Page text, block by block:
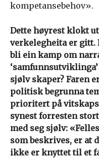
kompetansebehov».
Dette høyrest klokt
verkelegheita er gitt.
bli ein kamp om
sjølv skaper? Faren
politisk begrunna
prioritert på
synest forresten
med seg sjølv:
som beskrives, er at
ikke er knyttet til et